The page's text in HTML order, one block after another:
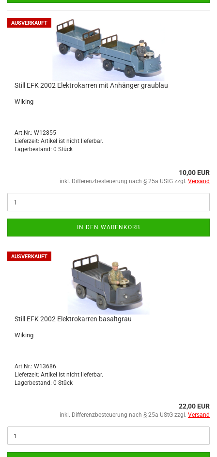
AUSVERKAUFT
Still EFK 2002 Elek­tro­kar­ren mit An­hän­ger grau­blau
Wi­king
Art.Nr.: W12855
Lieferzeit: Artikel ist nicht lieferbar.
Lagerbestand: 0 Stück
10,00 EUR
inkl. Differenzbesteuerung nach § 25a UStG zzgl. Versand
IN DEN WARENKORB
AUSVERKAUFT
Still EFK 2002 Elek­tro­kar­ren ba­salt­grau
Wi­king
Art.Nr.: W13686
Lieferzeit: Artikel ist nicht lieferbar.
Lagerbestand: 0 Stück
22,00 EUR
inkl. Differenzbesteuerung nach § 25a UStG zzgl. Versand